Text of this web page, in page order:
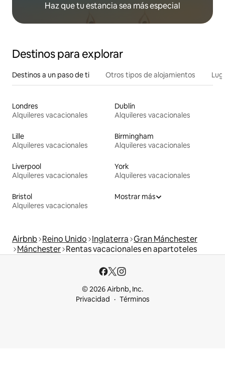
Haz que tu estancia sea más especial
Destinos para explorar
Destinos a un paso de ti Otros tipos de alojamientos
Londres
Alquileres vacacionales
Dublín
Alquileres vacacionales
Lille
Alquileres vacacionales
Birmingham
Alquileres vacacionales
Liverpool
Alquileres vacacionales
York
Alquileres vacacionales
Bristol
Alquileres vacacionales
Mostrar más
Airbnb Reino Unido Inglaterra Gran Mánchester
Mánchester Rentas vacacionales en apartoteles
© 2026 Airbnb, Inc.
Privacidad
Términos